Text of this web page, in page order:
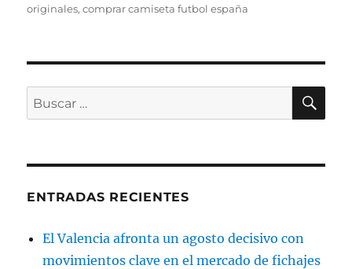
originales,comprar camiseta futbol españa
Buscar
por:
ENTRADAS RECIENTES
El Valencia afronta un agosto decisivo con
movimientos clave en el mercado de fichajes